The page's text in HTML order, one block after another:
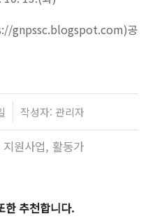
gnpssc.blogspot.com)공
작성자: 관리자
지원사업, 활동가
한 추천합니다.